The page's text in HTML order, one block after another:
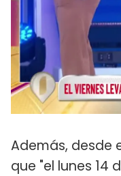
Además, desde
que "el lunes 14